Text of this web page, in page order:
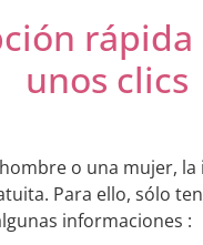
rápida
unos clics
o una mujer, la
Para ello, sólo
informaciones :